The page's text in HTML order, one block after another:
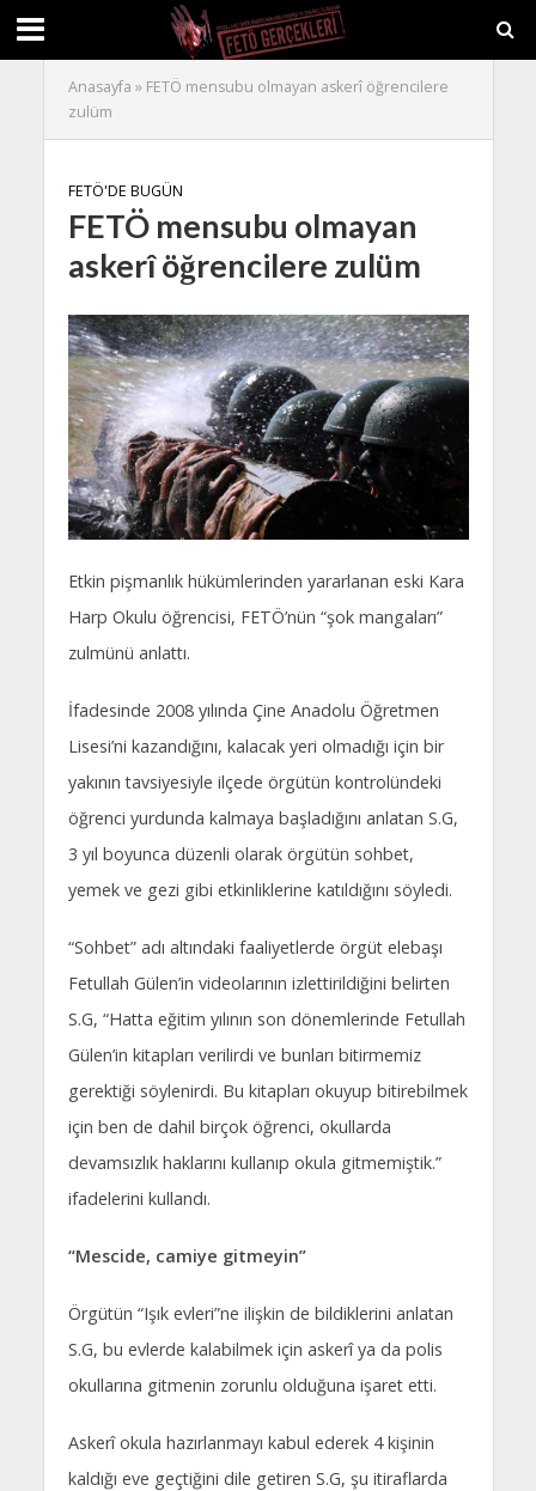
Anasayfa » FETÖ mensubu olmayan askerî öğrencilere
zulüm
FETÖ'DE BUGÜN
FETÖ mensubu olmayan
askerî öğrencilere zulüm
Etkin pişmanlık hükümlerinden yararlanan eski Kara
Harp Okulu öğrencisi, FETÖ’nün “şok mangaları”
zulmünü anlattı.
İfadesinde 2008 yılında Çine Anadolu Öğretmen
Lisesi’ni kazandığını, kalacak yeri olmadığı için bir
yakının tavsiyesiyle ilçede örgütün kontrolündeki
öğrenci yurdunda kalmaya başladığını anlatan S.G,
3 yıl boyunca düzenli olarak örgütün sohbet,
yemek ve gezi gibi etkinliklerine katıldığını söyledi.
“Sohbet” adı altındaki faaliyetlerde örgüt elebaşı
Fetullah Gülen’in videolarının izlettirildiğini belirten
S.G, “Hatta eğitim yılının son dönemlerinde Fetullah
Gülen’in kitapları verilirdi ve bunları bitirmemiz
gerektiği söylenirdi. Bu kitapları okuyup bitirebilmek
için ben de dahil birçok öğrenci, okullarda
devamsızlık haklarını kullanıp okula gitmemiştik.”
ifadelerini kullandı.
“Mescide, camiye gitmeyin”
Örgütün “Işık evleri”ne ilişkin de bildiklerini anlatan
S.G, bu evlerde kalabilmek için askerî ya da polis
okullarına gitmenin zorunlu olduğuna işaret etti.
Askerî okula hazırlanmayı kabul ederek 4 kişinin
kaldığı eve geçtiğini dile getiren S.G, şu itiraflarda